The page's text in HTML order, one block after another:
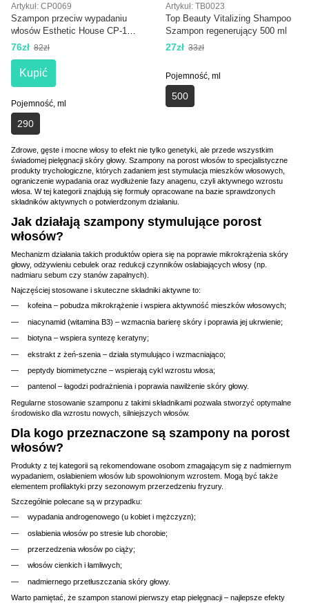
Artykuł: CP0069
Szampon przeciw wypadaniu
włosów Esthetic House CP-1
Caffeine Shampoo For Anti Hair
76zł 82zł
Kupić
Pojemność, ml
290
Artykuł: TB0023
Top Beauty Vitalizing Shampoo
Szampon regenerujący 500 ml
27zł 33zł
Pojemność, ml
500
Zdrowe, gęste i mocne włosy to efekt nie tylko genetyki, ale przede wszystkim
świadomej pielęgnacji skóry głowy. Szampony na porost włosów to specjalistyczne
produkty trychologiczne, których zadaniem jest stymulacja mieszków włosowych,
ograniczenie wypadania oraz wydłużenie fazy anagenu, czyli aktywnego wzrostu
włosa. W tej kategorii znajdują się formuły opracowane na bazie sprawdzonych
składników aktywnych o potwierdzonym działaniu.
Jak działają szampony stymulujące porost
włosów?
Mechanizm działania takich produktów opiera się na poprawie mikrokrążenia skóry
głowy, odżywieniu cebulek oraz redukcji czynników osłabiających włosy (np.
nadmiaru sebum czy stanów zapalnych).
Najczęściej stosowane i skuteczne składniki aktywne to:
kofeina – pobudza mikrokrążenie i wspiera aktywność mieszków włosowych;
niacynamid (witamina B3) – wzmacnia barierę skóry i poprawia jej ukrwienie;
biotyna – wspiera syntezę keratyny;
ekstrakt z żeń-szenia – działa stymulująco i wzmacniająco;
peptydy biomimetyczne – wspierają cykl wzrostu włosa;
pantenol – łagodzi podrażnienia i poprawia nawilżenie skóry głowy.
Regularne stosowanie szamponu z takimi składnikami pozwala stworzyć optymalne
środowisko dla wzrostu nowych, silniejszych włosów.
Dla kogo przeznaczone są szampony na porost
włosów?
Produkty z tej kategorii są rekomendowane osobom zmagającym się z nadmiernym
wypadaniem, osłabieniem włosów lub spowolnionym wzrostem. Mogą być także
elementem profilaktyki przy sezonowym przerzedzeniu fryzury.
Szczególnie polecane są w przypadku:
wypadania androgenowego (u kobiet i mężczyzn);
osłabienia włosów po stresie lub chorobie;
przerzedzenia włosów po ciąży;
włosów cienkich i łamliwych;
nadmiernego przetłuszczania skóry głowy.
Warto pamiętać, że szampon stanowi pierwszy etap pielęgnacji – najlepsze efekty